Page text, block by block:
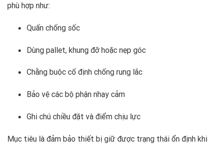
phù hợp như:
Quấn chống sốc
Dùng pallet, khung đỡ hoặc nẹp góc
Chằng buộc cố định chống rung lắc
Bảo vệ các bộ phận nhạy cảm
Ghi chú chiều đặt và điểm chịu lực
Mục tiêu là đảm bảo thiết bị giữ được trạng thái ổn định khi